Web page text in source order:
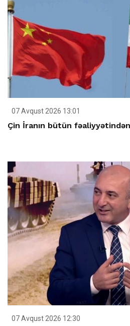
07 Avqust 2026 13:01
Çin İranın bütün
07 Avqust 2026 12:30